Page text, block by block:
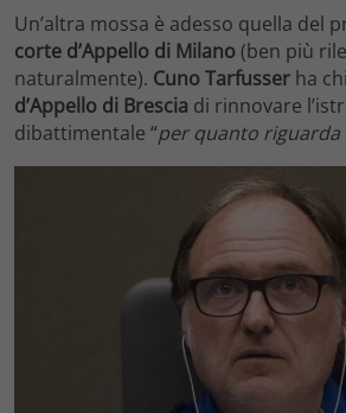
Un’altra mossa è adesso quella del
corte d’Appello di Milano(ben più
naturalmente). Cuno Tarfusser ha
d’Appello di Brescia di rinnovare
dibattimentale “per quanto riguarda